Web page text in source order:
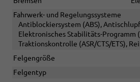
Fahrwerk- und Regelungssysteme
Antiblockiersystem (ABS),
Elektronisches Stabilitäts-Programm
Traktionskontrolle (ASR/CTS/ETS),
Felgengröße
Felgentyp